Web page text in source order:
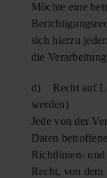
Möchte eine
sich hierzu
die
d) Recht auf
werden)
Jede von der
Daten
Richtlinien- und
Recht, von